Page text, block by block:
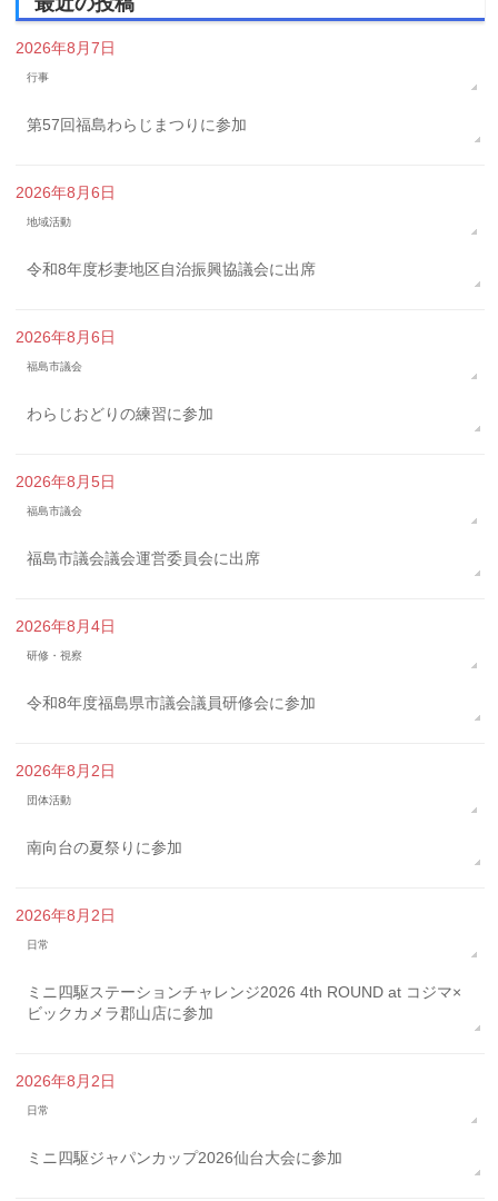
2026年8月7日
行事
第57回福島わらじまつりに参加
2026年8月6日
地域活動
令和8年度杉妻地区自治振興協議会に出席
2026年8月6日
福島市議会
わらじおどりの練習に参加
2026年8月5日
福島市議会
福島市議会議会運営委員会に出席
2026年8月4日
研修・視察
令和8年度福島県市議会議員研修会に参加
2026年8月2日
団体活動
南向台の夏祭りに参加
2026年8月2日
日常
ミニ四駆ステーションチャレンジ2026 4th ROUND at コジマ×
ビックカメラ郡山店に参加
2026年8月2日
日常
ミニ四駆ジャパンカップ2026仙台大会に参加